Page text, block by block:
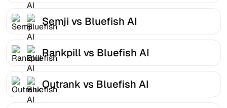
Semji vs Bluefish AI
Rankpill vs Bluefish AI
Outrank vs Bluefish AI